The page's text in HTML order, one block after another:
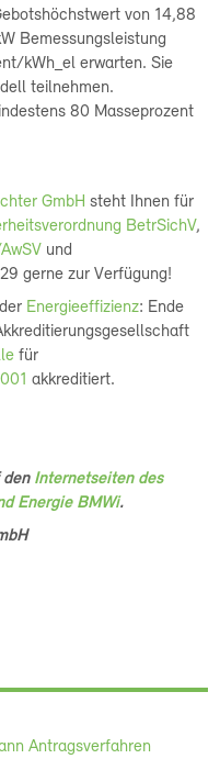
von 14,88
Bemessungsleistung
kWh_el erwarten. Sie
teilnehmen.
80 Masseprozent
GmbH steht Ihnen für
BetrSichV,
und
gerne zur Verfügung!
Energieeffizienz: Ende
für
akkreditiert.
Internetseiten des
Energie BMWi.
Antragsverfahren